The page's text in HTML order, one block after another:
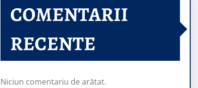
COMENTARII
RECENTE
Niciun comentariu de arătat.